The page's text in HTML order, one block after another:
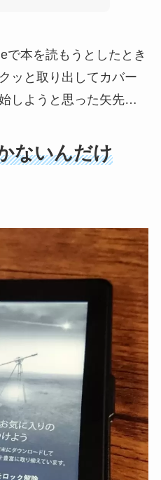
で本を読もうとしたとき
ッと取り出してカバー
しようと思った矢先…
ないんだけ